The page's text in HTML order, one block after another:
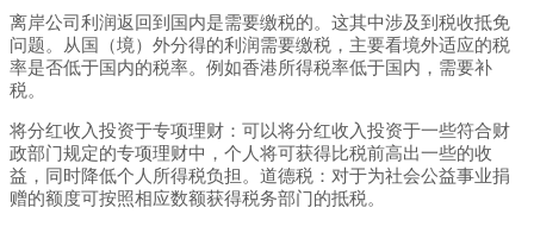
离岸公司利润返回到国内是需要缴税的。这其中涉及到税收抵免
问题。从国（境）外分得的利润需要缴税，主要看境外适应的税
率是否低于国内的税率。例如香港所得税率低于国内，需要补
税。
将分红收入投资于专项理财：可以将分红收入投资于一些符合财
政部门规定的专项理财中，个人将可获得比税前高出一些的收
益，同时降低个人所得税负担。道德税：对于为社会公益事业捐
赠的额度可按照相应数额获得税务部门的抵税。